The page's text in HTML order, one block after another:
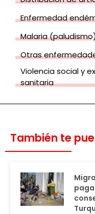
Enfermedad
Malaria (paludismo)
Otras
Violencia social y
sanitaria
También te